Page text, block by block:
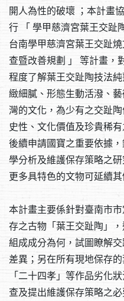
開人為性的破壞 ；本計畫
行 「 學甲慈濟宮葉王交趾
台南學甲慈濟宮葉王交趾
查暨改善規劃 」 等計畫，
程度了解葉王交趾陶技法
緻細膩、形態生動活潑、
灣的文化，為少有之交趾
史性、文化價值及珍貴稀
後續申請國寶之重要依據
學分析及維護保存策略之
更多具特色的文物可延續
本計畫主要係針對臺南市
存之古物「葉王交趾陶」
組成成分為何，試圖瞭解
差異；另在所有現地保存
「二十四孝」等作品劣化
查及提出維護保存策略之